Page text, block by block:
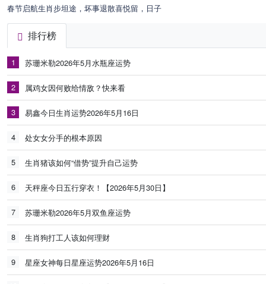
春节启航生肖步坦途，坏事退散喜悦留，日子
排行榜
1 苏珊米勒2026年5月水瓶座运势
2 属鸡女因何败给情敌？快来看
3 易鑫今日生肖运势2026年5月16日
4 处女女分手的根本原因
5 生肖猪该如何“借势”提升自己运势
6 天秤座今日五行穿衣！【2026年5月30日】
7 苏珊米勒2026年5月双鱼座运势
8 生肖狗打工人该如何理财
9 星座女神每日星座运势2026年5月16日